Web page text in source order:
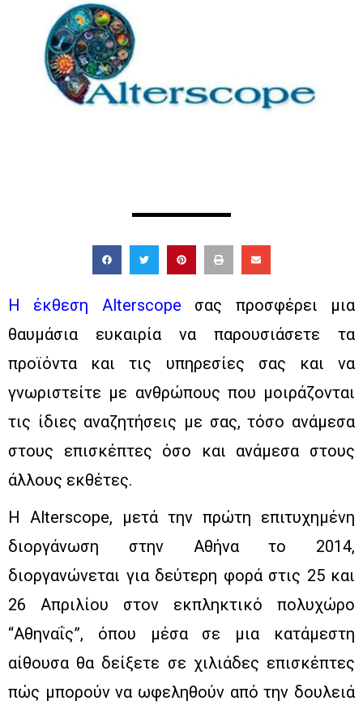
Η έκθεση Alterscope σας προσφέρει μια
θαυμάσια ευκαιρία να παρουσιάσετε τα
προϊόντα και τις υπηρεσίες σας και να
γνωριστείτε με ανθρώπους που μοιράζονται
τις ίδιες αναζητήσεις με σας, τόσο ανάμεσα
στους επισκέπτες όσο και ανάμεσα στους
άλλους εκθέτες.
Η Alterscope, μετά την πρώτη επιτυχημένη
διοργάνωση στην Αθήνα το 2014,
διοργανώνεται για δεύτερη φορά στις 25 και
26 Απριλίου στον εκπληκτικό πολυχώρο
“Αθηναΐς”, όπου μέσα σε μια κατάμεστη
αίθουσα θα δείξετε σε χιλιάδες επισκέπτες
πώς μπορούν να ωφεληθούν από την δουλειά